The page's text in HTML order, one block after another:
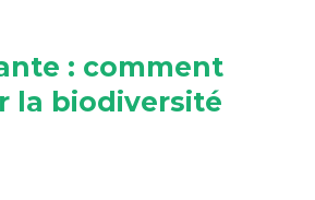
: comment
la biodiversité